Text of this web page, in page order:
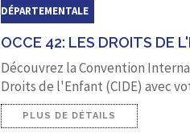
DÉPARTEMENTALE
OCCE 42: LES DROITS DE
Découvrez la Convention
Droits de l'Enfant (CIDE) avec
PLUS DE DÉTAILS